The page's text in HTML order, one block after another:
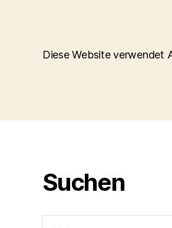
Diese Website verwendet
Suchen